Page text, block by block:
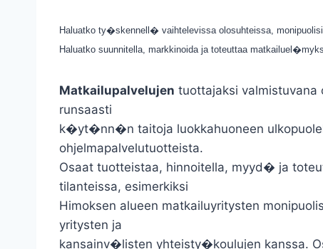
Haluatko ty�skennell� vaihtelevissa olosuhteissa,
Haluatko suunnitella, markkinoida ja toteuttaa
Matkailupalvelujen tuottajaksi
runsaasti
k�yt�nn�n taitoja luokkahuoneen
ohjelmapalvelutuotteista.
Osaat tuotteistaa, hinnoitella, myyd� ja
tilanteissa, esimerkiksi
Himoksen alueen matkailuyritysten
yritysten ja
kansainv�listen yhteisty�koulujen kanssa.